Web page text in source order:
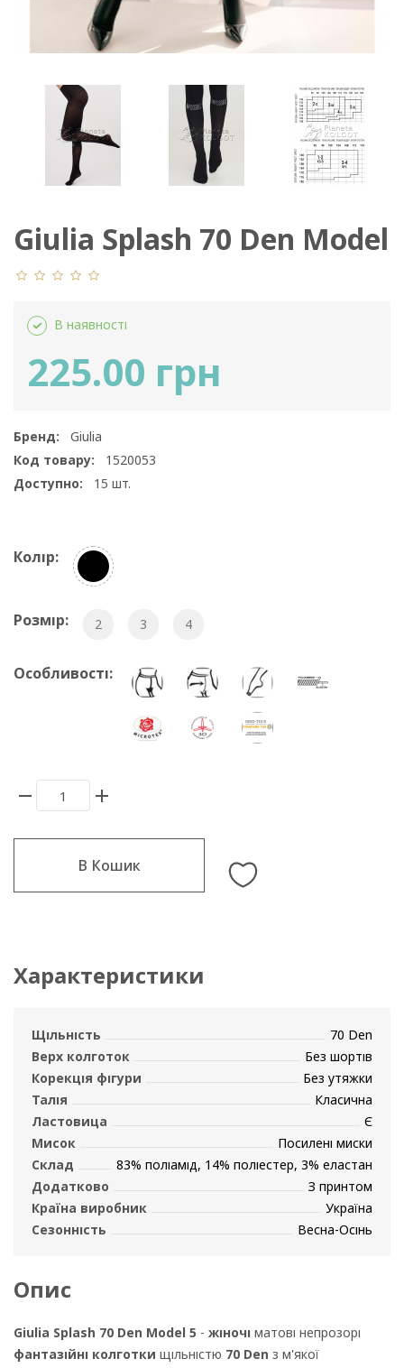
Giulia Splash 70 Den Model
5
В наявності
225.00 грн
Бренд:
Giulia
Код товару:
1520053
Доступно:
15 шт.
Колір:
Розмір: 2 3 4
Особливості:
В Кошик
Характеристики
Щільність
70 Den
Верх колготок
Без шортів
Корекція фігури
Без утяжки
Талія
Класична
Ластовица
Є
Мисок
Посилені миски
Склад
83% поліамід, 14% поліестер, 3% еластан
Додатково
З принтом
Країна виробник
Україна
Сезонність
Весна-Осінь
Опис
Giulia Splash 70 Den Model 5 - жіночі матові непрозорі
фантазійні колготки щільністю 70 Den з м'якої